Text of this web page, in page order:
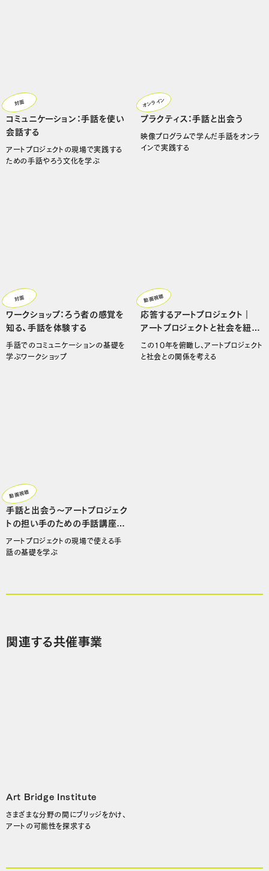
コミュニケーション：手話を使い
会話する
アートプロジェクトの現場で実践する
ための手話やろう文化を学ぶ
対面
プラクティス：手話と出会う
映像プログラムで学んだ手話をオンラ
インで実践する
オンライン
ワークショップ：ろう者の感覚を
知る、手話を体験する
手話でのコミュニケーションの基礎を
学ぶワークショップ
対面
応答するアートプロジェクト｜
アートプロジェクトと社会を紐解
く5つの視点
この10年を俯瞰し、アートプロジェクト
と社会との関係を考える
動画視聴
手話と出会う〜アートプロジェク
トの担い手のための手話講座
映像プログラム基礎編2021〜
アートプロジェクトの現場で使える手
話の基礎を学ぶ
動画視聴
関連する共催事業
Art Bridge Institute
さまざまな分野の間にブリッジをかけ、
アートの可能性を探求する